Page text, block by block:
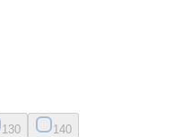
130 140